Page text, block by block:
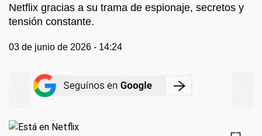
Netflix gracias a su trama de espionaje, secretos y
tensión constante.
03 de junio de 2026 - 14:24